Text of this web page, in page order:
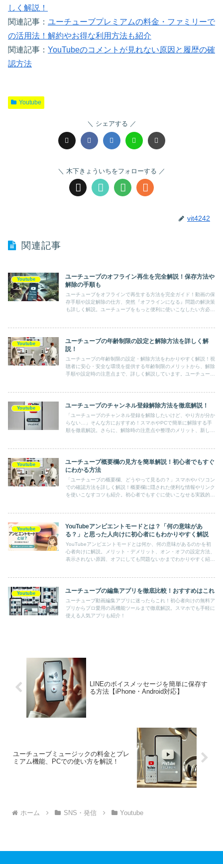
しく解説！
関連記事： ユーチューブプレミアムの料金・ファミリーで
の活用法！解約やお得な利用方法も紹介
関連記事： YouTubeのコメントが見れない原因と履歴の確
認方法
Youtube
シェアする
木下きょういちをフォローする
vit4242
関連記事
Youtube
ユーチューブのオフライン再生を完全解説！保存方法や
解除の手順も
ユーチューブをオフラインで再生する方法を完全ガイド！動画の保
存手順や設定解除の仕方、突然『オフラインになる』問題の解決策
も詳しく解説。ユーチューブをもっと便利に使いこなしたい方必
Youtube
ユーチューブの年齢制限の設定と解除方法を詳しく解
説！
ユーチューブの年齢制限の設定・解除方法をわかりやすく解説！視
聴者に安心・安全な環境を提供する年齢制限のメリットから、解除
手順や設定時の注意点まで、詳しく解説しています。ユーチューブ
Youtube ユーチューブのチャンネル登録解除方法を徹底解説！
「ユーチューブのチャンネル登録を解除したいけど、やり方が分か
らない…」そんな方におすすめ！スマホやPCで簡単に解除する手
順を徹底解説。さらに、解除時の注意点や整理のメリット、新しい
Youtube
ユーチューブ概要欄の見方を簡単解説！初心者でもすぐ
にわかる方法
「ユーチューブの概要欄、どうやって見るの？」スマホやパソコン
での確認方法を詳しく解説！概要欄に隠された便利な情報やリンク
を使いこなすコツも紹介。初心者でもすぐに使いこなせる実践的な
Youtube
YouTubeアンビエントモードとは？「何の意味があ
る？」と思った人向けに初心者にもわかりやすく解説
YouTubeアンビエントモードとは何か、何の意味があるのかを初
心者向けに解説。メリット・デメリット、オン・オフの設定方法、
表示されない原因、オフにしても問題ないかまでわかりやすく紹介
Youtube ユーチューブの編集アプリを徹底比較！おすすめはこれ
ユーチューブ動画編集アプリに迷ったらこれ！初心者向けの無料ア
プリからプロ愛用の高機能ツールまで徹底解説。スマホでも手軽に
使える人気アプリも紹介！
LINEのボイスメッセージを簡単に保存す
る方法【iPhone・Android対応】
ユーチューブミュージックの料金とプレ
ミアム機能、PCでの使い方を解説！
ホーム SNS・発信 Youtube